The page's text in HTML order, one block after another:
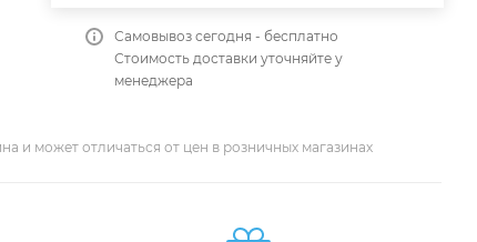
Самовывоз сегодня - бесплатно
Стоимость доставки уточняйте у
менеджера
и может отличаться от цен в розничных магазинах